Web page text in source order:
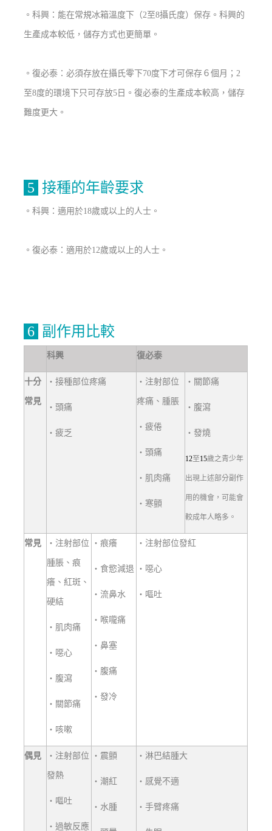
。科興：能在常規冰箱溫度下（2至8攝氏度）保存。科興的
生產成本較低，儲存方式也更簡單。
。復必泰：必須存放在攝氏零下70度下才可保存６個月；2
至8度的環境下只可存放5日。復必泰的生產成本較高，儲存
難度更大。
5 接種的年齡要求
。科興：適用於18歲或以上的人士。
。復必泰：適用於12歲或以上的人士。
6 副作用比較
科興 復必泰
十分
常見
‧接種部位疼痛
‧頭痛
‧疲乏
‧ 注射部位
疼痛、腫脹
‧疲倦
‧頭痛
‧ 肌肉痛
‧ 寒顫
‧ 關節痛
‧ 腹瀉
‧發燒
12至15歲之青少年
出現上述部分副作
用的機會，可能會
較成年人略多 。
常見 ‧ 注射部位
腫脹、痕
癢、紅斑、
硬結
‧ 肌肉痛
‧ 噁心
‧ 腹瀉
‧ 關節痛
‧ 咳嗽
‧痕癢
‧ 食慾減退
‧ 流鼻水
‧ 喉嚨痛
‧鼻塞
‧ 腹痛
‧發冷
‧ 注射部位發紅
‧ 噁心
‧ 嘔吐
偶見 ‧ 注射部位
發熱
‧ 嘔吐
‧過敏反應
‧ 震顫
‧ 潮紅
‧ 水腫
‧ 淋巴結腫大
‧ 感覺不適
‧手臂疼痛